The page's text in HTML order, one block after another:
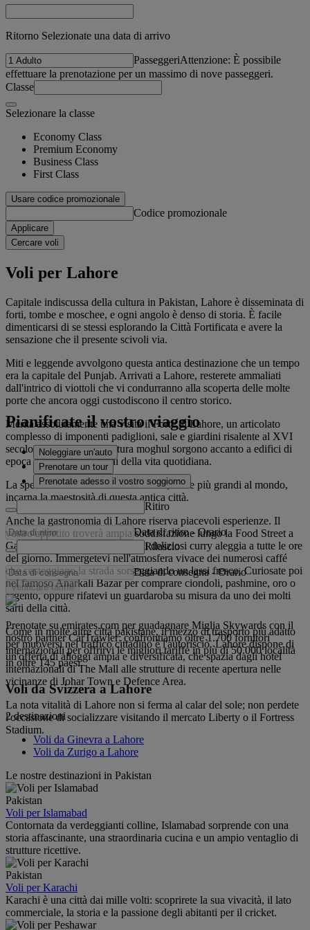
Ritorno Selezionate una data di arrivo
PasseggeriAttenzione: È possibile
effettuare la prenotazione per un massimo di nove passeggeri.
Classe
Selezionare la classe
Economy Class
Premium Economy
Business Class
First Class
Usare codice promozionale
Codice promozionale
Applicare
Cercare voli
Voli per Lahore
Capitale indiscussa della cultura in Pakistan, Lahore è disseminata di
forti, tombe e moschee, e ogni angolo è denso di storia. È facile
dimenticarsi di se stessi esplorando la Città Fortificata e avere la
sensazione che il presente scivoli via.
Miti e leggende avvolgono questa antica destinazione che un tempo
era la capitale del Punjab. Arrivati a Lahore, resterete ammaliati
dall'intrico di viottoli che vi condurranno alla scoperta delle molte
porte che ancora oggi custodiscono il centro storico.
Merita assolutamente una visita il Forte di Lahore, un articolato
complesso di imponenti padiglioni, sale e giardini risalente al XVI
secolo. Esempi di architettura moghul sorgono accanto a edifici di
epoca coloniale nel viavai della vita quotidiana.
La spettacolare moschea di Badshahi, fra le più grandi al mondo,
incarna la maestosità di questa antica città.
Anche la gastronomia di Lahore riserva piacevoli esperienze. Il
vostro appetito troverà ampia soddisfazione lungo la Food Street a
Gawalmandi, dove il profumo di deliziosi curry aleggia a tutte le ore
del giorno. Immergetevi nell'atmosfera vivace dei numerosi caffé
che costeggiano la strada sorseggiando un lassi fresco. Curiosate poi
nel famoso Anarkali Bazar per comprare ciondoli, pashmine, oro o
argento, oppure rifatevi un guardaroba su misura da uno dei molti
sarti della città.
Come in molte altre città pakistane, il mezzo di trasporto più adatto
per muoversi nel traffico cittadino è l'autorisciò. Lahore dispone di
un'offerta di alloggi ampia e diversificata, che spazia dagli hotel
internazionali di The Mall alle strutture di recente apertura nelle
vicinanze di Johar Town e Defence Area.
La nota vitalità di Lahore non si ferma al calar del sole; non perdete
l'occasione di socializzare visitando il mercato Liberty o il Fortress
Stadium.
Pianificate il vostro viaggio
Noleggiare un'auto
Prenotare un tour
Prenotate adesso il vostro soggiorno
Ritiro
Data di ritiro - Orario
Rilascio
Data di consegna - Orario
Verificare tariffe
Prenotate su emirates.com per guadagnare Miglia Skywards con il
nostro partner CarTrawler: confrontiamo oltre 1.700 fornitori
internazionali per offrirvi le migliori tariffe in più di 50.000 località
in oltre 145 paesi.
Voli da Svizzera a Lahore
2 destinazioni
Voli da Ginevra a Lahore
Voli da Zurigo a Lahore
Le nostre destinazioni in Pakistan
Pakistan
Voli per Islamabad
Contornata da verdeggianti colline, Islamabad sorprende con una
storia affascinante, una straordinaria cucina e un ampio ventaglio di
strutture ricettive.
Pakistan
Voli per Karachi
Karachi è una città dai mille volti: scoprirete la sua vivacità, il lato
commerciale, la storia e la passione degli abitanti per il cricket.